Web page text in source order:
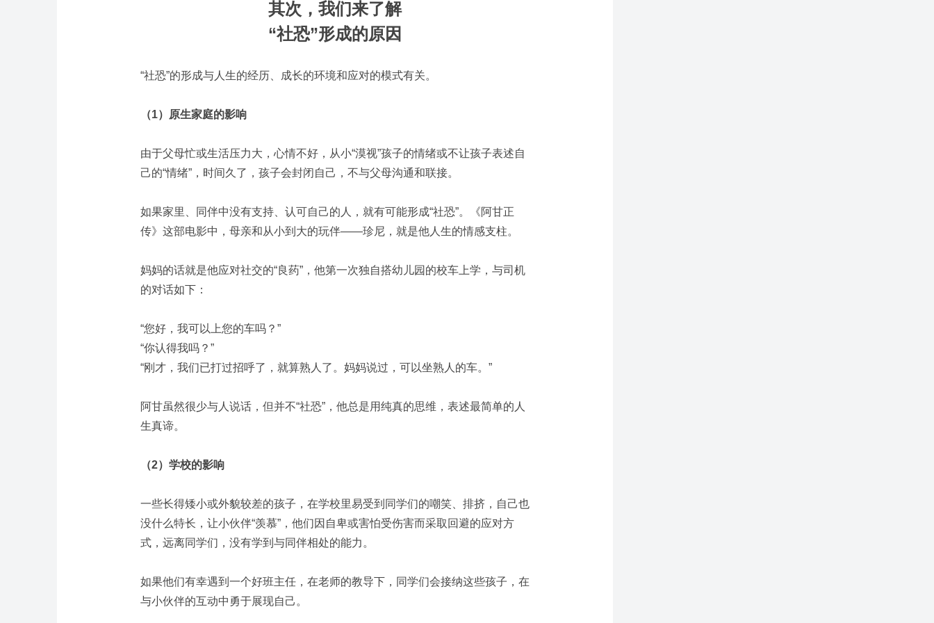
其次，我们来了解
“社恐”形成的原因
“社恐”的形成与人生的经历、成长的环境和应对的模式有关。
（1）原生家庭的影响
由于父母忙或生活压力大，心情不好，从小“漠视”孩子的情绪或不让孩子表述自
己的“情绪”，时间久了，孩子会封闭自己，不与父母沟通和联接。
如果家里、同伴中没有支持、认可自己的人，就有可能形成“社恐”。《阿甘正
传》这部电影中，母亲和从小到大的玩伴——珍尼，就是他人生的情感支柱。
妈妈的话就是他应对社交的“良药”，他第一次独自搭幼儿园的校车上学，与司机
的对话如下：
“您好，我可以上您的车吗？”
“你认得我吗？”
“刚才，我们已打过招呼了，就算熟人了。妈妈说过，可以坐熟人的车。”
阿甘虽然很少与人说话，但并不“社恐”，他总是用纯真的思维，表述最简单的人
生真谛。
（2）学校的影响
一些长得矮小或外貌较差的孩子，在学校里易受到同学们的嘲笑、排挤，自己也
没什么特长，让小伙伴“羡慕”，他们因自卑或害怕受伤害而采取回避的应对方
式，远离同学们，没有学到与同伴相处的能力。
如果他们有幸遇到一个好班主任，在老师的教导下，同学们会接纳这些孩子，在
与小伙伴的互动中勇于展现自己。